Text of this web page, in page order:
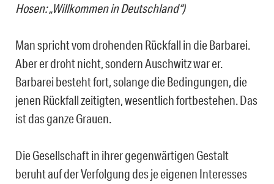
Hosen: „Willkommen in Deutschland“)
Man spricht vom drohenden Rückfall in die Barbarei.
Aber er droht nicht, sondern Auschwitz war er.
Barbarei besteht fort, solange die Bedingungen, die
jenen Rückfall zeitigten, wesentlich fortbestehen. Das
ist das ganze Grauen.
Die Gesellschaft in ihrer gegenwärtigen Gestalt
beruht auf der Verfolgung des je eigenen Interesses